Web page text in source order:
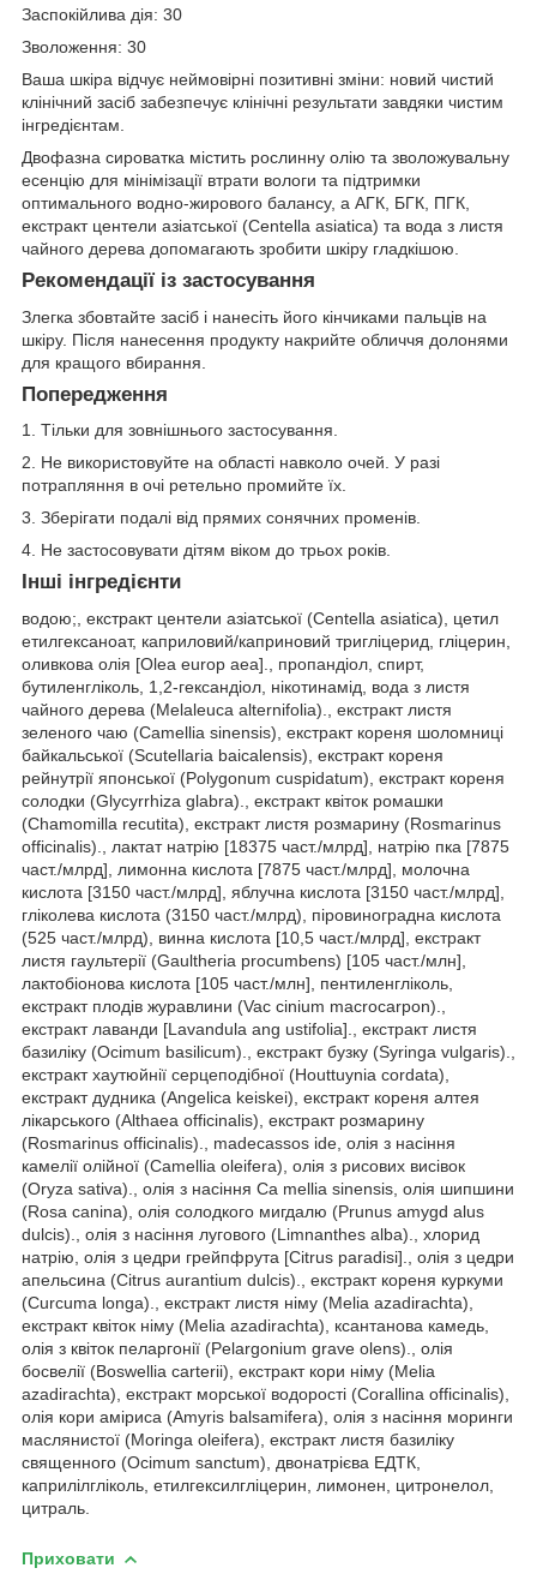
Заспокійлива дія: 30
Зволоження: 30
Ваша шкіра відчує неймовірні позитивні зміни: новий чистий
клінічний засіб забезпечує клінічні результати завдяки чистим
інгредієнтам.
Двофазна сироватка містить рослинну олію та зволожувальну
есенцію для мінімізації втрати вологи та підтримки
оптимального водно-жирового балансу, а АГК, БГК, ПГК,
екстракт центели азіатської (Centella asiatica) та вода з листя
чайного дерева допомагають зробити шкіру гладкішою.
Рекомендації із застосування
Злегка збовтайте засіб і нанесіть його кінчиками пальців на
шкіру. Після нанесення продукту накрийте обличчя долонями
для кращого вбирання.
Попередження
1. Тільки для зовнішнього застосування.
2. Не використовуйте на області навколо очей. У разі
потрапляння в очі ретельно промийте їх.
3. Зберігати подалі від прямих сонячних променів.
4. Не застосовувати дітям віком до трьох років.
Інші інгредієнти
водою;, екстракт центели азіатської (Centella asiatica), цетил
етилгексаноат, каприловий/каприновий тригліцерид, гліцерин,
оливкова олія [Olea europ aea]., пропандіол, спирт,
бутиленгліколь, 1,2-гександіол, нікотинамід, вода з листя
чайного дерева (Melaleuca alternifolia)., екстракт листя
зеленого чаю (Camellia sinensis), екстракт кореня шоломниці
байкальської (Scutellaria baicalensis), екстракт кореня
рейнутрії японської (Polygonum cuspidatum), екстракт кореня
солодки (Glycyrrhiza glabra)., екстракт квіток ромашки
(Chamomilla recutita), екстракт листя розмарину (Rosmarinus
officinalis)., лактат натрію [18375 част./млрд], натрію пка [7875
част./млрд], лимонна кислота [7875 част./млрд], молочна
кислота [3150 част./млрд], яблучна кислота [3150 част./млрд],
гліколева кислота (3150 част./млрд), піровиноградна кислота
(525 част./млрд), винна кислота [10,5 част./млрд], екстракт
листя гаультерії (Gaultheria procumbens) [105 част./млн],
лактобіонова кислота [105 част./млн], пентиленгліколь,
екстракт плодів журавлини (Vac cinium macrocarpon).,
екстракт лаванди [Lavandula ang ustifolia]., екстракт листя
базиліку (Ocimum basilicum)., екстракт бузку (Syringa vulgaris).,
екстракт хаутюйнії серцеподібної (Houttuynia cordata),
екстракт дудника (Angelica keiskei), екстракт кореня алтея
лікарського (Althaea officinalis), екстракт розмарину
(Rosmarinus officinalis)., madecassos ide, олія з насіння
камелії олійної (Camellia oleifera), олія з рисових висівок
(Oryza sativa)., олія з насіння Ca mellia sinensis, олія шипшини
(Rosa canina), олія солодкого мигдалю (Prunus amygd alus
dulcis)., олія з насіння лугового (Limnanthes alba)., хлорид
натрію, олія з цедри грейпфрута [Citrus paradisi]., олія з цедри
апельсина (Citrus aurantium dulcis)., екстракт кореня куркуми
(Curcuma longa)., екстракт листя німу (Melia azadirachta),
екстракт квіток німу (Melia azadirachta), ксантанова камедь,
олія з квіток пеларгонії (Pelargonium grave olens)., олія
босвелії (Boswellia carterii), екстракт кори німу (Melia
azadirachta), екстракт морської водорості (Corallina officinalis),
олія кори аміриса (Amyris balsamifera), олія з насіння моринги
маслянистої (Moringa oleifera), екстракт листя базиліку
священного (Ocimum sanctum), двонатрієва ЕДТК,
каприлілгліколь, етилгексилгліцерин, лимонен, цитронелол,
цитраль.
Приховати